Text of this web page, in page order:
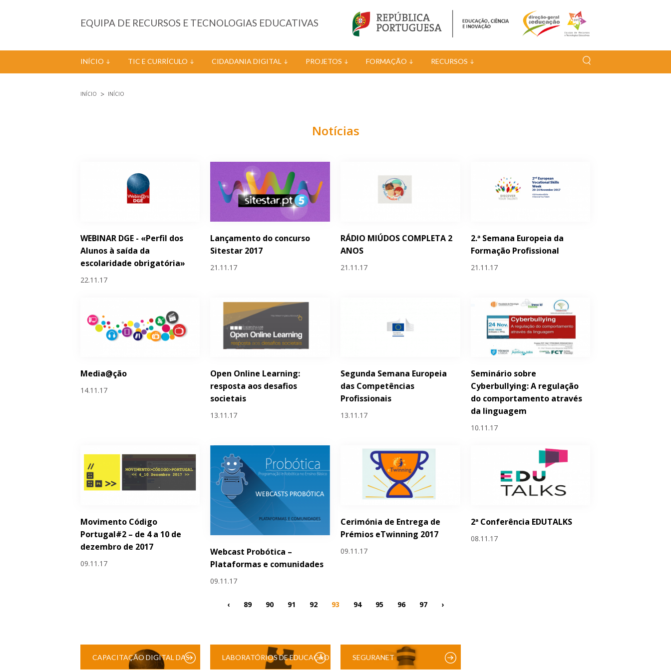
EQUIPA DE RECURSOS E TECNOLOGIAS EDUCATIVAS
INÍCIO TIC E CURRÍCULO CIDADANIA DIGITAL PROJETOS FORMAÇÃO RECURSOS
INÍCIO INÍCIO
Notícias
WEBINAR DGE - «Perfil dos
Alunos à saída da
escolaridade obrigatória»
22.11.17
Lançamento do concurso
Sitestar 2017
21.11.17
RÁDIO MIÚDOS COMPLETA 2
ANOS
21.11.17
2.ª Semana Europeia da
Formação Profissional
21.11.17
Media@ção
14.11.17
Open Online Learning:
resposta aos desafios
societais
13.11.17
Segunda Semana Europeia
das Competências
Profissionais
13.11.17
Seminário sobre
Cyberbullying: A regulação
do comportamento através
da linguagem
10.11.17
Movimento Código
Portugal#2 – de 4 a 10 de
dezembro de 2017
09.11.17
Webcast Probótica –
Plataformas e comunidades
09.11.17
Cerimónia de Entrega de
Prémios eTwinning 2017
09.11.17
2ª Conferência EDUTALKS
08.11.17
Páginas
‹ 89 90 91 92 93 94 95 96 97 ›
CAPACITAÇÃO DIGITAL DAS LABORATÓRIOS DE EDUCAÇÃO SEGURANET